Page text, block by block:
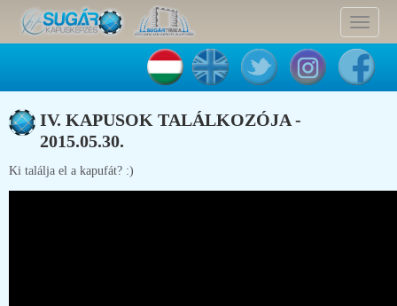
Toggle
IV. KAPUSOK TALÁLKOZÓJA -
2015.05.30.
Ki találja el a kapufát? :)